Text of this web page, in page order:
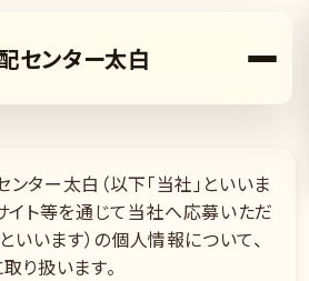
センター太白
ター太白（以下「当社」といいま
イト等を通じて当社へ応募いただ
いいます）の個人情報について、
り扱います。